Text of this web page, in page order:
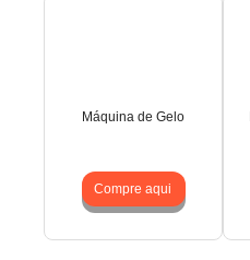
Máquina de Gelo
Compre aqui